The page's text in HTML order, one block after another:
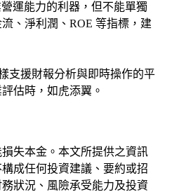
運能力的利器，但不能單獨
、淨利潤、ROE 等指標，建
支援財報分析與即時操作的平
估時，如虎添翼。
失本金。本文所提供之資訊
成任何投資建議、要約或招
狀況、風險承受能力及投資